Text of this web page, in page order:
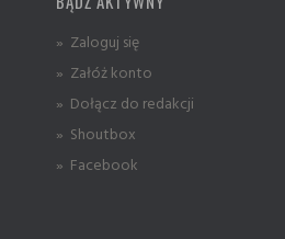
» Zaloguj się
» Załóż konto
» Dołącz do redakcji
» Shoutbox
» Facebook